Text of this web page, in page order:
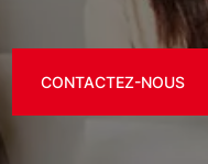
CONTACTEZ-NOUS